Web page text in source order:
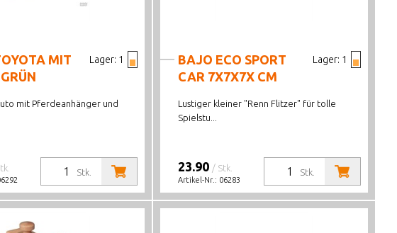
Lager: 1
MIT
mit Pferdeanhänger und
Stk.
Lager: 1
BAJO ECO SPORT
CAR 7X7X7X CM
Lustiger kleiner "Renn Flitzer" für tolle
Spielstu...
Stk.
23.90 / Stk.
Artikel-Nr.: 06283